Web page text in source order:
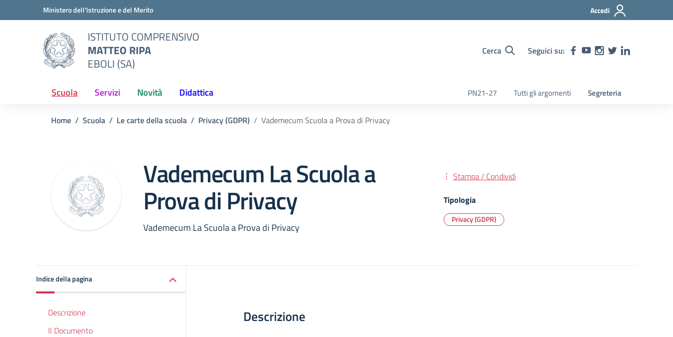
Vai ai contenuti
Vai al menu di navigazioneMinistero dell'Istruzione e del Merito Accedi
ISTITUTO COMPRENSIVO
MATTEO RIPA
EBOLI (SA)
Cerca Seguici su:
Scuola Servizi Novità Didattica PN21-27 Tutti gli argomenti Segreteria
Home Scuola Le carte della scuola Privacy (GDPR) Vademecum Scuola a Prova di Privacy
Vademecum La Scuola a
Prova di Privacy
Vademecum La Scuola a Prova di Privacy
Stampa / Condividi
Tipologia
Privacy (GDPR)
Indice della pagina
Descrizione
Il Documento
Descrizione